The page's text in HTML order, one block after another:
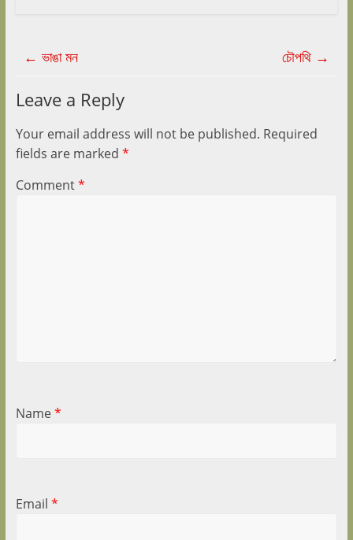
← ভাঙা মন চৌপথি →
Leave a Reply
Your email address will not be published. Required
fields are marked *
Comment*
Name*
Email *